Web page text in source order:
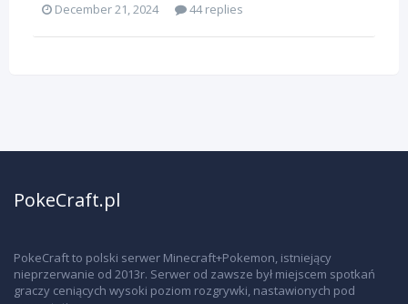
December 21, 2024 44 replies
PokeCraft.pl
PokeCraft to polski serwer Minecraft+Pokemon, istniejący
nieprzerwanie od 2013r. Serwer od zawsze był miejscem spotkań
graczy ceniących wysoki poziom rozgrywki, nastawionych pod